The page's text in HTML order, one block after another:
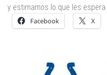
y estimamos lo que les espera
Facebook X